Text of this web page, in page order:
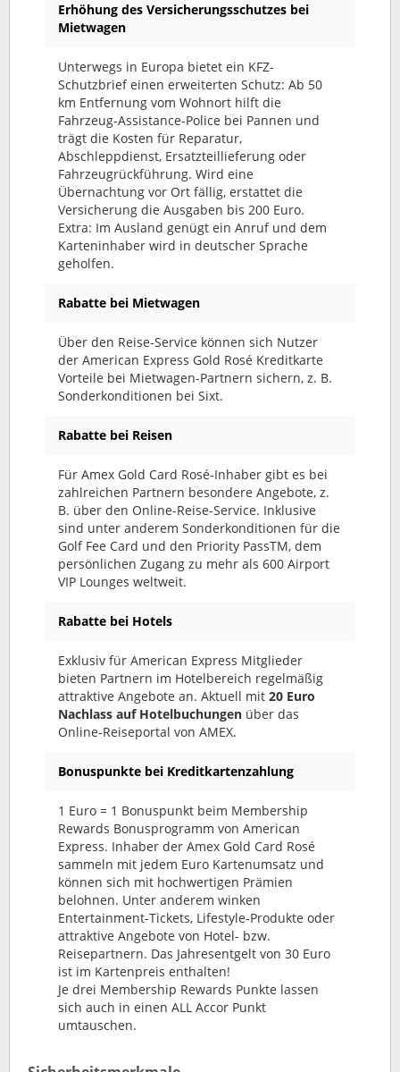
Erhöhung des Versicherungsschutzes bei
Mietwagen
Unterwegs in Europa bietet ein KFZ-
Schutzbrief einen erweiterten Schutz: Ab 50
km Entfernung vom Wohnort hilft die
Fahrzeug-Assistance-Police bei Pannen und
trägt die Kosten für Reparatur,
Abschleppdienst, Ersatzteillieferung oder
Fahrzeugrückführung. Wird eine
Übernachtung vor Ort fällig, erstattet die
Versicherung die Ausgaben bis 200 Euro.
Extra: Im Ausland genügt ein Anruf und dem
Karteninhaber wird in deutscher Sprache
geholfen.
Rabatte bei Mietwagen
Über den Reise-Service können sich Nutzer
der American Express Gold Rosé Kreditkarte
Vorteile bei Mietwagen-Partnern sichern, z. B.
Sonderkonditionen bei Sixt.
Rabatte bei Reisen
Für Amex Gold Card Rosé-Inhaber gibt es bei
zahlreichen Partnern besondere Angebote, z.
B. über den Online-Reise-Service. Inklusive
sind unter anderem Sonderkonditionen für die
Golf Fee Card und den Priority PassTM, dem
persönlichen Zugang zu mehr als 600 Airport
VIP Lounges weltweit.
Rabatte bei Hotels
Exklusiv für American Express Mitglieder
bieten Partnern im Hotelbereich regelmäßig
attraktive Angebote an. Aktuell mit20 Euro
Nachlass auf Hotelbuchungen über das
Online-Reiseportal von AMEX.
Bonuspunkte bei Kreditkartenzahlung
1 Euro = 1 Bonuspunkt beim Membership
Rewards Bonusprogramm von American
Express. Inhaber der Amex Gold Card Rosé
sammeln mit jedem Euro Kartenumsatz und
können sich mit hochwertigen Prämien
belohnen. Unter anderem winken
Entertainment-Tickets, Lifestyle-Produkte oder
attraktive Angebote von Hotel- bzw.
Reisepartnern. Das Jahresentgelt von 30 Euro
ist im Kartenpreis enthalten!
Je drei Membership Rewards Punkte lassen
sich auch in einen ALL Accor Punkt
umtauschen.